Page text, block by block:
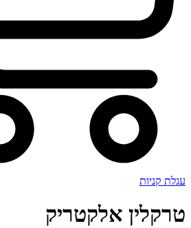
עגלת קניות
טרקלין אלקטריק